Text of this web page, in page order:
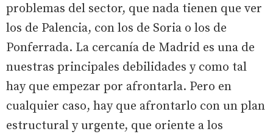
problemas del sector, que nada tienen que ver
los de Palencia, con los de Soria o los de
Ponferrada. La cercanía de Madrid es una de
nuestras principales debilidades y como tal
hay que empezar por afrontarla. Pero en
cualquier caso, hay que afrontarlo con un plan
estructural y urgente, que oriente a los